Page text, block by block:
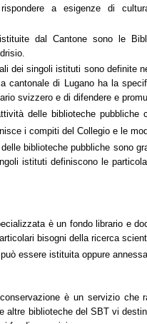
a esigenze di
dal Cantone sono le
dei singoli istituti sono definite
cantonale di Lugano ha la
svizzero e di difendere e
delle biblioteche
i compiti del Collegio e le
biblioteche pubbliche sono
istituti definiscono le
è un fondo librario e
bisogni della ricerca
essere istituita oppure
è un servizio che
altre biblioteche del SBT vi